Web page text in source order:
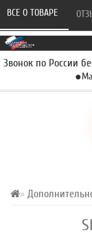
Звонок по России
●
ВСЕ О ТОВАРЕ